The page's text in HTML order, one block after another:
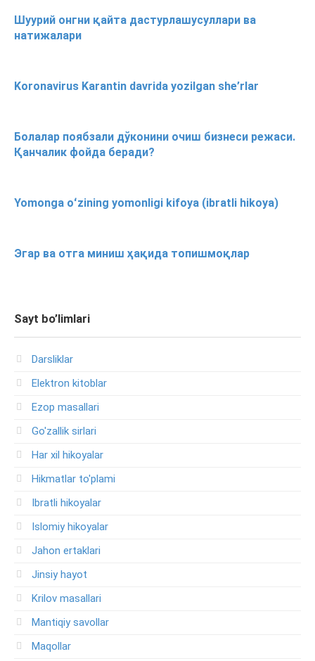
Шуурий онгни қайта дастурлашусуллари ва
натижалари
Koronavirus Karantin davrida yozilgan she’rlar
Болалар поябзали дўконини очиш бизнеси режаси.
Қанчалик фойда беради?
Yomonga oʻzining yomonligi kifoya (ibratli hikoya)
Эгар ва отга миниш ҳақида топишмоқлар
Sayt bo’limlari
Darsliklar
Elektron kitoblar
Ezop masallari
Go'zallik sirlari
Har xil hikoyalar
Hikmatlar to'plami
Ibratli hikoyalar
Islomiy hikoyalar
Jahon ertaklari
Jinsiy hayot
Krilov masallari
Mantiqiy savollar
Maqollar